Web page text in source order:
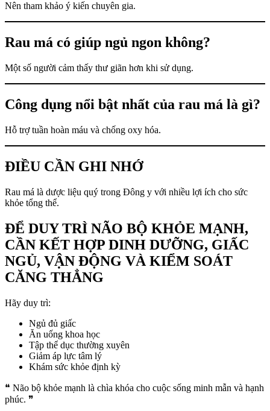
Nên tham khảo ý kiến chuyên gia.
Rau má có giúp ngủ ngon không?
Một số người cảm thấy thư giãn hơn khi sử dụng.
Công dụng nổi bật nhất của rau má là gì?
Hỗ trợ tuần hoàn máu và chống oxy hóa.
ĐIỀU CẦN GHI NHỚ
Rau má là dược liệu quý trong Đông y với nhiều lợi ích cho sức
khỏe tổng thể.
ĐỂ DUY TRÌ NÃO BỘ KHỎE MẠNH,
CẦN KẾT HỢP DINH DƯỠNG, GIẤC
NGỦ, VẬN ĐỘNG VÀ KIỂM SOÁT
CĂNG THẲNG
Hãy duy trì:
Ngủ đủ giấc
Ăn uống khoa học
Tập thể dục thường xuyên
Giảm áp lực tâm lý
Khám sức khỏe định kỳ
❝ Não bộ khỏe mạnh là chìa khóa cho cuộc sống minh mẫn và hạnh
phúc. ❞